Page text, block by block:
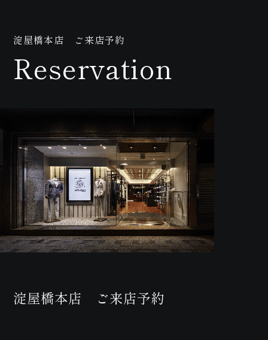
お問
淀屋橋本店 ご来店予約
Reservation
淀屋橋本店 ご来店予約